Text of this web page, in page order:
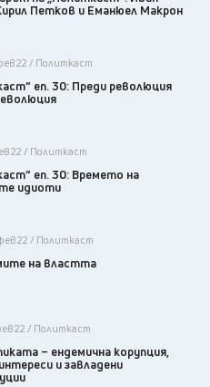
Петков и Еманюел Макрон
22 / Политкаст
еп. 30: Преди революция
22 / Политкаст
еп. 30: Времето на
идиоти
22 / Политкаст
на властта
22 / Политкаст
– ендемична корупция,
и завладени